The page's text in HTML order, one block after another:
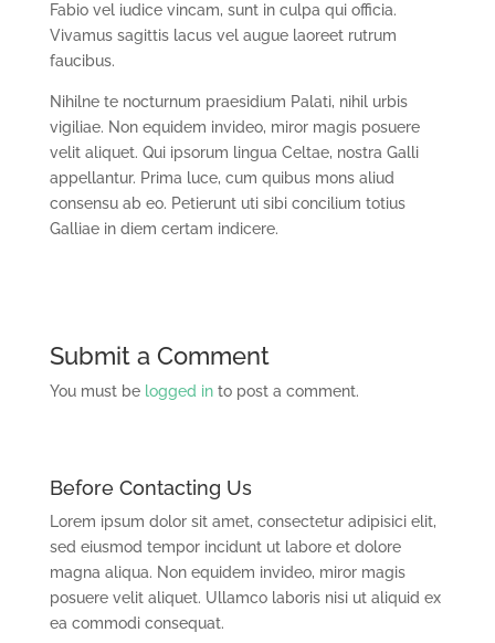
Fabio vel iudice vincam, sunt in culpa qui officia.
Vivamus sagittis lacus vel augue laoreet rutrum
faucibus.
Nihilne te nocturnum praesidium Palati, nihil urbis
vigiliae. Non equidem invideo, miror magis posuere
velit aliquet. Qui ipsorum lingua Celtae, nostra Galli
appellantur. Prima luce, cum quibus mons aliud
consensu ab eo. Petierunt uti sibi concilium totius
Galliae in diem certam indicere.
Submit a Comment
You must be logged into post a comment.
Before Contacting Us
Lorem ipsum dolor sit amet, consectetur adipisici elit,
sed eiusmod tempor incidunt ut labore et dolore
magna aliqua. Non equidem invideo, miror magis
posuere velit aliquet. Ullamco laboris nisi ut aliquid ex
ea commodi consequat.